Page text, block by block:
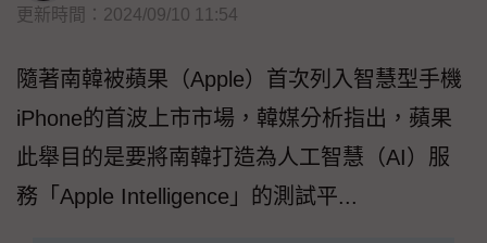
更新時間：2024/09/10 11:54
隨著南韓被蘋果（Apple）首次列入智慧型手機
iPhone的首波上市市場，韓媒分析指出，蘋果
此舉目的是要將南韓打造為人工智慧（AI）服
務「Apple Intelligence」的測試平...